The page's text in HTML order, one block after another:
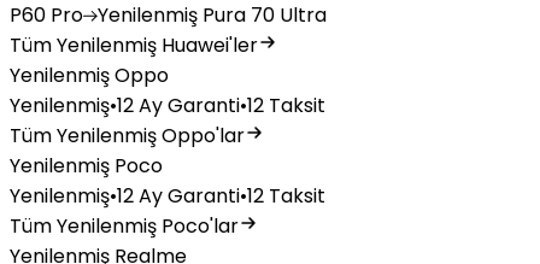
P60 Pro Yenilenmiş Pura 70 Ultra
Tüm Yenilenmiş Huawei'ler
Yenilenmiş Oppo
Yenilenmiş•12 Ay Garanti•12 Taksit
Tüm Yenilenmiş Oppo'lar
Yenilenmiş Poco
Yenilenmiş•12 Ay Garanti•12 Taksit
Tüm Yenilenmiş Poco'lar
Yenilenmiş Realme